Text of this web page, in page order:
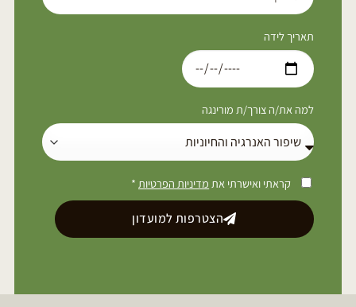
תאריך לידה
למה את/ה צורך/ת מורינגה
קראתי ואישרתי את מדיניות הפרטיות *
הצטרפות למועדון